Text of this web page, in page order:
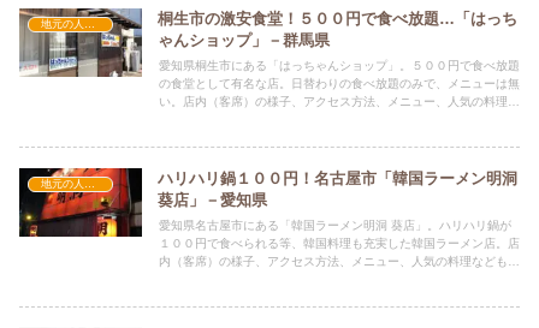
地元の人気店
桐生市の激安食堂！５００円で食べ放題…「はっち
ゃんショップ」－群馬県
愛知県桐生市にある「はっちゃんショップ」。５００円で食べ放題
の食堂として有名な店。日替わりの食べ放題のみで、メニューは無
い。店内（客席）の様子、アクセス方法、メニュー、人気の料理な
地元の人気店
ハリハリ鍋１００円！名古屋市「韓国ラーメン明洞
葵店」－愛知県
愛知県名古屋市にある「韓国ラーメン明洞 葵店」。ハリハリ鍋が
１００円で食べられる等、韓国料理も充実した韓国ラーメン店。店
内（客席）の様子、アクセス方法、メニュー、人気の料理などもお